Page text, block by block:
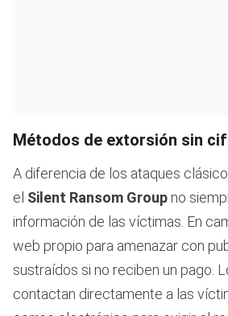
Métodos de extorsión sin
A diferencia de los ataques
el Silent Ransom Group no
información de las víctimas. En
web propio para amenazar con
sustraídos si no reciben un pago.
contactan directamente a las